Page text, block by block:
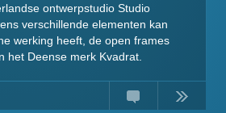
ontwerpstudio Studio
verschillende elementen kan
werking heeft, de open frames
het Deense merk Kvadrat.